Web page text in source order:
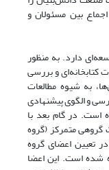
اجماع بین مسئولان و
دارد. به منظور
کتابخانه‌ای و بررسی
به شیوه مطالعات
و الگوی پیشنهادی
است. در گام بعد با
متمرکز (گروه
تعیین اعضای گروه
شده است. این اعضا